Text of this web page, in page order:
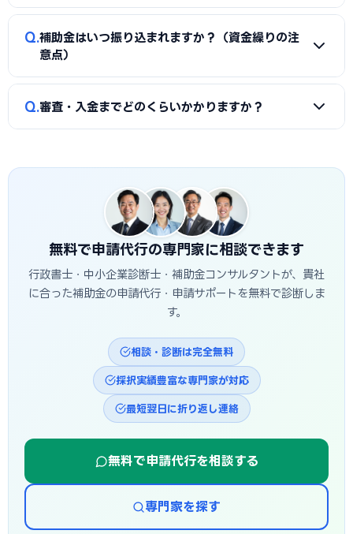
類（賃上げ表明・事業継続力強化計画の認定等）も求められ
ます。申請代行ではこれらの書類整備と不備チェックを代行
し、差し戻しによる遅延を防ぎます。
A
①公募要領の加点項目を漏れなく満たすこと、②課題・解
決策・効果を定量的（数値）で示すこと、③事業の革新性と
市の地域特性や自社の強みを盛り込んだ計画書ほど高く評価
されます。申請代行はこの作り込みを専門的に支援します。
Q 補助金はいつ振り込まれますか？（資金繰りの注
意点）
A
補助金は原則「後払い（精算払い）」です。採択後にいっ
Q 審査・入金までどのくらいかかりますか？
決定・事業実施・実績報告を経て入金されるため、申請から
入金まで半年〜1年程度かかるのが一般的です。福山市独自の
補助金は予算上限に達し次第終了する場合があるため、早め
の相談・申請が有利です。
無料で申請代行の専門家に相談できます
行政書士・中小企業診断士・補助金コンサルタントが、貴社
に合った補助金の申請代行・申請サポートを無料で診断しま
す。
相談・診断は完全無料
採択実績豊富な専門家が対応
最短翌日に折り返し連絡
無料で申請代行を相談する
専門家を探す